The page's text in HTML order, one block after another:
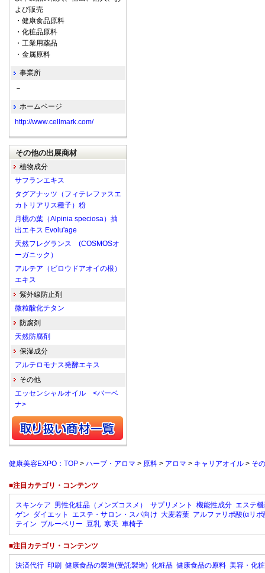
よび販売
・健康食品原料
・化粧品原料
・工業用薬品
・金属原料
事業所
－
ホームページ
http://www.cellmark.com/
その他の出展商材
植物成分
サフランエキス
タグアナッツ（フィテレファスエ
カトリアリス種子）粉
月桃の葉（Alpinia speciosa）抽
出エキス Evolu'age
天然フレグランス (COSMOSオ
ーガニック）
アルテア（ビロウドアオイの根）
エキス
紫外線防止剤
微粒酸化チタン
防腐剤
天然防腐剤
保湿成分
アルテロモナス発酵エキス
その他
エッセンシャルオイル <バーベ
ナ>
健康美容EXPO：TOP > ハーブ・アロマ > 原料 > アロマ > キャリアオイル > そ
■注目カテゴリ・コンテンツ
スキンケア 男性化粧品（メンズコスメ） サプリメント 機能性成分 エステ
ゲン ダイエット エステ・サロン・スパ向け 大麦若葉 アルファリポ酸(αリポ
テイン ブルーベリー 豆乳 寒天 車椅子
■注目カテゴリ・コンテンツ
決済代行 印刷 健康食品の製造(受託製造) 化粧品 健康食品の原料 美容・化